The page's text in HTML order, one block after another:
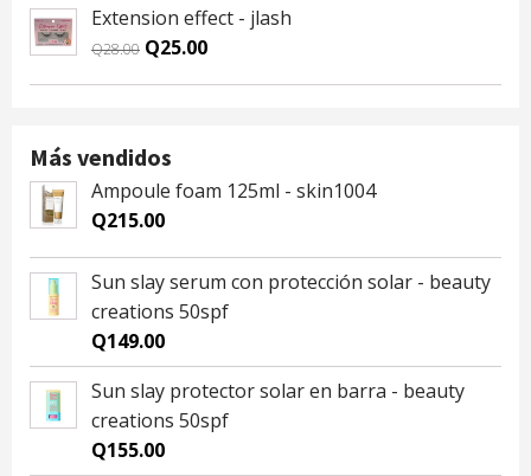
was:
Q28.00.
is:
Q25.00.
Extension effect - jlash
Q28.00 Original
Q25.00Current
Más vendidos
Ampoule foam 125ml - skin1004
Q215.00
Sun slay serum con protección solar - beauty
creations 50spf
Q149.00
Sun slay protector solar en barra - beauty
creations 50spf
Q155.00